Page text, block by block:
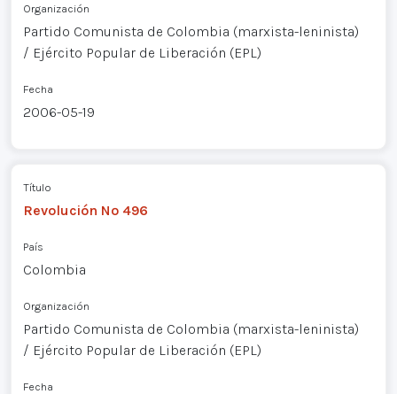
Organización
Partido Comunista de Colombia (marxista-leninista)
/ Ejército Popular de Liberación (EPL)
Fecha
2006-05-19
Título
Revolución Nº 496
País
Colombia
Organización
Partido Comunista de Colombia (marxista-leninista)
/ Ejército Popular de Liberación (EPL)
Fecha